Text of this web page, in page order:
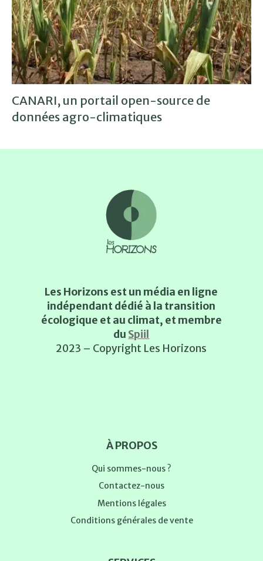
CANARI, un portail open-source de
données agro-climatiques
Les Horizons est un média en ligne
indépendant dédié à la transition
écologique et au climat, et membre
du Spiil
2023 – Copyright Les Horizons
À PROPOS
Qui sommes-nous ?
Contactez-nous
Mentions légales
Conditions générales de vente